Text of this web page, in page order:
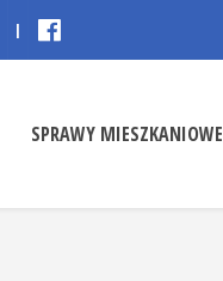
|
SPRAWY MIESZKANIOWE